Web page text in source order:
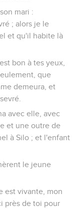
mari :
; alors je le
et qu'il habite là
bon à tes yeux,
que
demeura, et
avec elle, avec
et une outre de
à Silo ; et l'enfant
le jeune
est vivante, mon
près de toi pour